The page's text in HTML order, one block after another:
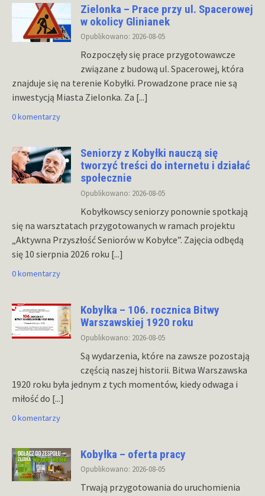
Zielonka – Prace przy ul. Spacerowej
w okolicy Glinianek
Opublikowano: 2026-08-05
Rozpoczęły się prace przygotowawcze
związane z budową ul. Spacerowej, która
znajduje się na terenie Kobyłki. Prowadzone prace nie są
inwestycją Miasta Zielonka. Za [...]
0 komentarzy
Seniorzy z Kobyłki nauczą się
tworzyć treści do internetu i działać
społecznie
Opublikowano: 2026-08-05
Kobyłkowscy seniorzy ponownie spotkają
się na warsztatach przygotowanych w ramach projektu
„Aktywna Przyszłość Seniorów w Kobyłce”. Zajęcia odbędą
się 10 sierpnia 2026 roku [...]
0 komentarzy
Kobyłka – 106. rocznica Bitwy
Warszawskiej 1920 roku
Opublikowano: 2026-08-05
Są wydarzenia, które na zawsze pozostają
częścią naszej historii. Bitwa Warszawska
1920 roku była jednym z tych momentów, kiedy odwaga i
miłość do [...]
0 komentarzy
Kobyłka – oferta pracy
Opublikowano: 2026-08-05
Trwają przygotowania do uruchomienia